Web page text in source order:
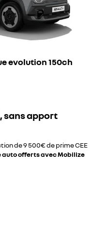
evolution 150ch
sans apport
de 9 500€ de prime CEE​
auto offerts avec Mobilize